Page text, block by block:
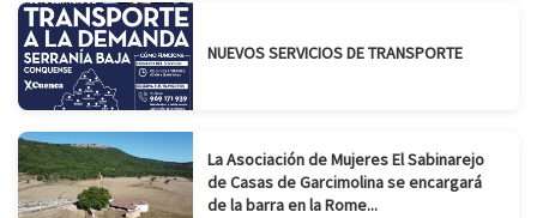
NUEVOS SERVICIOS DE TRANSPORTE
La Asociación de Mujeres El Sabinarejo
de Casas de Garcimolina se encargará
de la barra en la Rome...